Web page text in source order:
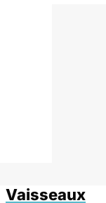
Vaisseaux